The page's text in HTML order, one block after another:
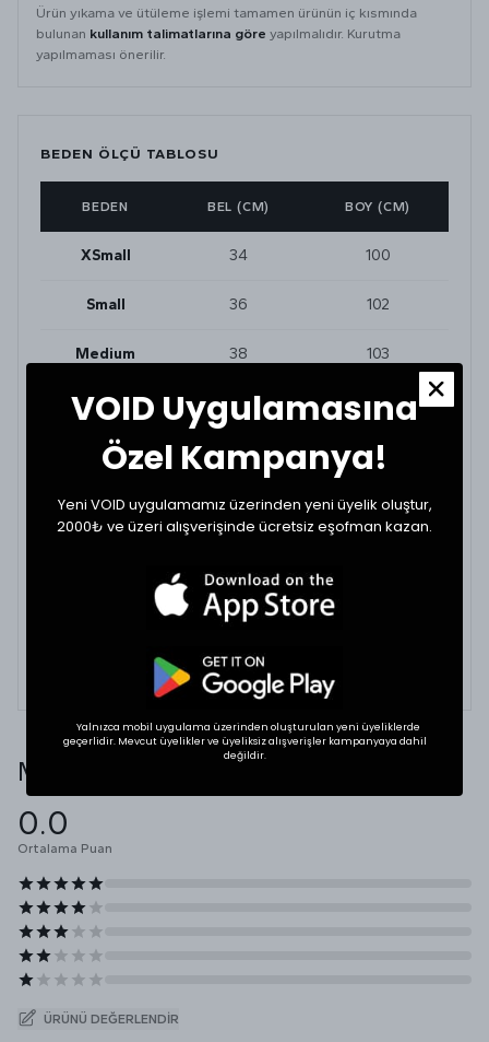
Ürün yıkama ve ütüleme işlemi tamamen ürünün iç kısmında
bulunan kullanım talimatlarına göre yapılmalıdır. Kurutma
yapılmaması önerilir.
BEDEN ÖLÇÜ TABLOSU
BEDEN BEL (CM) BOY (CM)
XSmall 34 100
Small 36 102
Medium 38 103
Large 40 104
XLarge 44 106
BEDEN VE UYUMLULUK
değişkenlik gösterebilir. En doğru seçim için
dolabınızdaki beğendiğiniz bir ürünün ölçülerini alıp
karşılaştırabilirsiniz.
Müşteri Yorumları
0.0
Ortalama Puan
ÜRÜNÜ DEĞERLENDIR
VOID Uygulamasına
Özel Kampanya!
Yeni VOID uygulamamız üzerinden yeni üyelik oluştur,
2000₺ ve üzeri alışverişinde ücretsiz eşofman kazan.
Yalnızca mobil uygulama üzerinden oluşturulan yeni üyeliklerde
geçerlidir. Mevcut üyelikler ve üyeliksiz alışverişler kampanyaya dahil
değildir.